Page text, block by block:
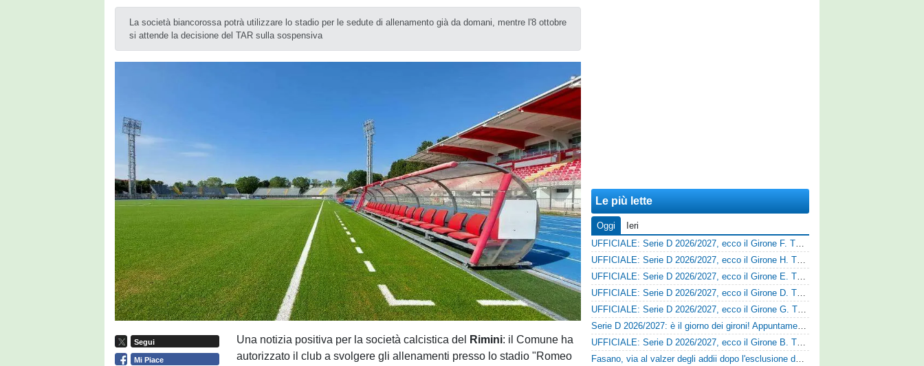
La società biancorossa potrà utilizzare lo stadio per le sedute di allenamento già da domani, mentre l'8 ottobre
si attende la decisione del TAR sulla sospensiva
Segui
Mi Piace
Una notizia positiva per la società calcistica del Rimini: il Comune ha
autorizzato il club a svolgere gli allenamenti presso lo stadio "Romeo
Le più lette
Oggi
Ieri
UFFICIALE: Serie D 2026/2027, ecco il Girone F. Tutte le squadre
UFFICIALE: Serie D 2026/2027, ecco il Girone H. Tutte le squadre
UFFICIALE: Serie D 2026/2027, ecco il Girone E. Tutte le squadre
UFFICIALE: Serie D 2026/2027, ecco il Girone D. Tutte le squadre
UFFICIALE: Serie D 2026/2027, ecco il Girone G. Tutte le squadre
Serie D 2026/2027: è il giorno dei gironi! Appuntamento fissato
UFFICIALE: Serie D 2026/2027, ecco il Girone B. Tutte le squadre
Fasano, via al valzer degli addii dopo l'esclusione dalla Serie D: Salzano verso una big campana